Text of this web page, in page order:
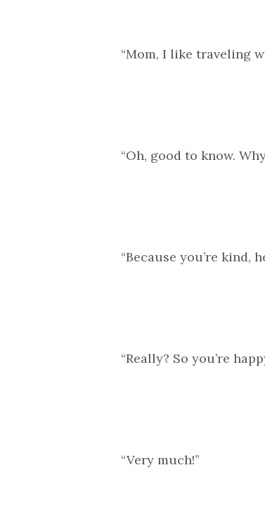
“Mom, I like traveling
“Oh, good to know.
“Because you’re kind,
“Really? So you’re
“Very much!”